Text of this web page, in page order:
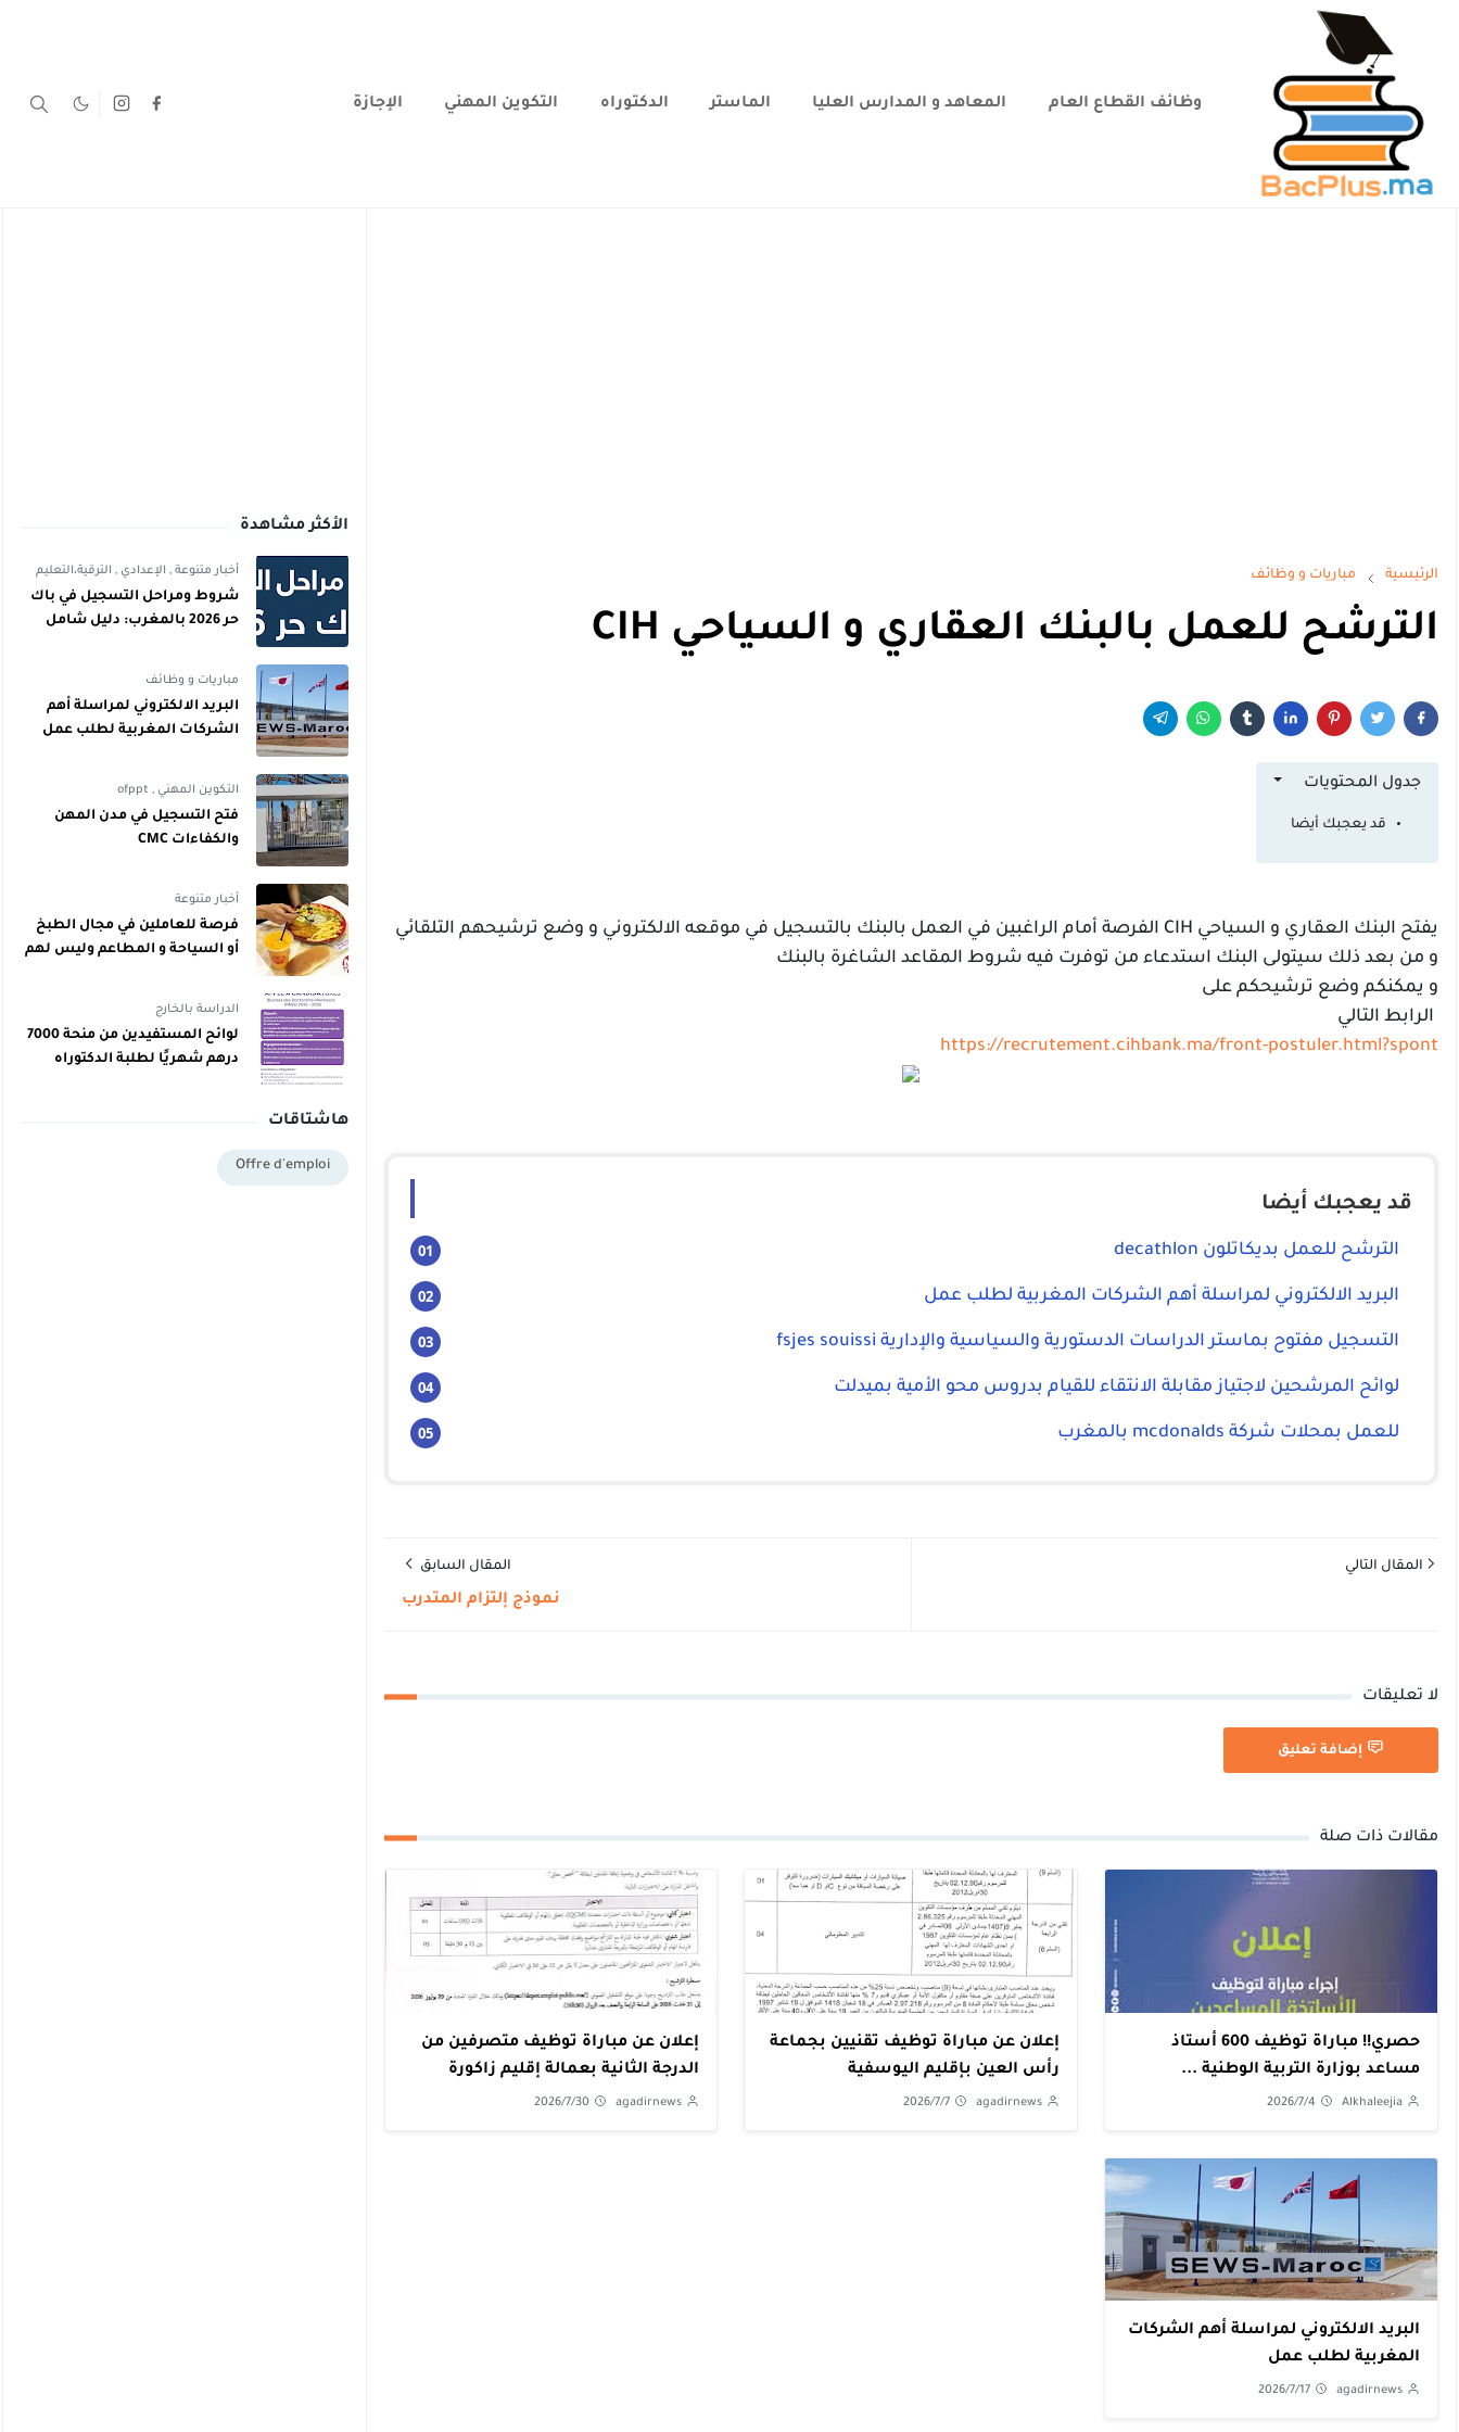
وظائف القطاع العام المعاهد و المدارس العليا الماستر الدكتوراه التكوين المهني الإجازة
الرئيسية مباريات و وظائف
الترشح للعمل بالبنك العقاري و السياحي CIH
جدول المحتويات
قد يعجبك أيضا
يفتح البنك العقاري و السياحي CIH الفرصة أمام الراغبين في العمل بالبنك بالتسجيل في موقعه الالكتروني و وضع ترشيحهم التلقائي
و من بعد ذلك سيتولى البنك استدعاء من توفرت فيه شروط المقاعد الشاغرة بالبنك
و يمكنكم وضع ترشيحكم على
الرابط التالي
https://recrutement.cihbank.ma/front-postuler.html?spont
قد يعجبك أيضا
الترشح للعمل بديكاتلون decathlon
البريد الالكتروني لمراسلة أهم الشركات المغربية لطلب عمل
التسجيل مفتوح بماستر الدراسات الدستورية والسياسية والإدارية fsjes souissi
لوائح المرشحين لاجتياز مقابلة الانتقاء للقيام بدروس محو الأمية بميدلت
للعمل بمحلات شركة mcdonalds بالمغرب
المقال التالي المقال السابق
نموذج إلتزام المتدرب
لا تعليقات
إضافة تعليق
مقالات ذات صلة
حصري!! مباراة توظيف 600 أستاذ
مساعد بوزارة التربية الوطنية ...
Alkhaleejia
2026/7/4
إعلان عن مباراة توظيف تقنيين بجماعة
رأس العين بإقليم اليوسفية
agadirnews
2026/7/7
إعلان عن مباراة توظيف متصرفين من
الدرجة الثانية بعمالة إقليم زاكورة
agadirnews
2026/7/30
البريد الالكتروني لمراسلة أهم الشركات
المغربية لطلب عمل
agadirnews
2026/7/17
الأكثر مشاهدة
أخبار متنوعة, الإعدادي, الترقية،التعليم
شروط ومراحل التسجيل في باك
حر 2026 بالمغرب: دليل شامل
مباريات و وظائف
البريد الالكتروني لمراسلة أهم
الشركات المغربية لطلب عمل
التكوين المهني,
ofppt
فتح التسجيل في مدن المهن
والكفاءات CMC
أخبار متنوعة
فرصة للعاملين في مجال الطبخ
أو السياحة و المطاعم وليس لهم
الدراسة بالخارج
لوائح المستفيدين من منحة 7000
درهم شهريًا لطلبة الدكتوراه
هاشتاقات
Offre d'emploi